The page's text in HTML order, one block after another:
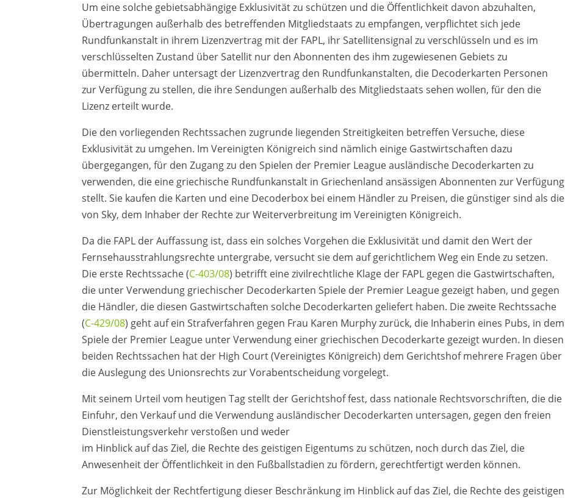
Um eine solche gebietsabhängige Exklusivität zu schützen und die Öffentlichkeit davon abzuhalten,
Übertragungen außerhalb des betreffenden Mitgliedstaats zu empfangen, verpflichtet sich jede
Rundfunkanstalt in ihrem Lizenzvertrag mit der FAPL, ihr Satellitensignal zu verschlüsseln und es im
verschlüsselten Zustand über Satellit nur den Abonnenten des ihm zugewiesenen Gebiets zu
übermitteln. Daher untersagt der Lizenzvertrag den Rundfunkanstalten, die Decoderkarten Personen
zur Verfügung zu stellen, die ihre Sendungen außerhalb des Mitgliedstaats sehen wollen, für den die
Lizenz erteilt wurde.
Die den vorliegenden Rechtssachen zugrunde liegenden Streitigkeiten betreffen Versuche, diese
Exklusivität zu umgehen. Im Vereinigten Königreich sind nämlich einige Gastwirtschaften dazu
übergegangen, für den Zugang zu den Spielen der Premier League ausländische Decoderkarten zu
verwenden, die eine griechische Rundfunkanstalt in Griechenland ansässigen Abonnenten zur Verfügung
stellt. Sie kaufen die Karten und eine Decoderbox bei einem Händler zu Preisen, die günstiger sind als die
von Sky, dem Inhaber der Rechte zur Weiterverbreitung im Vereinigten Königreich.
Da die FAPL der Auffassung ist, dass ein solches Vorgehen die Exklusivität und damit den Wert der
Fernsehausstrahlungsrechte untergrabe, versucht sie dem auf gerichtlichem Weg ein Ende zu setzen.
Die erste Rechtssache (C-403/08) betrifft eine zivilrechtliche Klage der FAPL gegen die Gastwirtschaften,
die unter Verwendung griechischer Decoderkarten Spiele der Premier League gezeigt haben, und gegen
die Händler, die diesen Gastwirtschaften solche Decoderkarten geliefert haben. Die zweite Rechtssache
(C-429/08) geht auf ein Strafverfahren gegen Frau Karen Murphy zurück, die Inhaberin eines Pubs, in dem
Spiele der Premier League unter Verwendung einer griechischen Decoderkarte gezeigt wurden. In diesen
beiden Rechtssachen hat der High Court (Vereinigtes Königreich) dem Gerichtshof mehrere Fragen über
die Auslegung des Unionsrechts zur Vorabentscheidung vorgelegt.
Mit seinem Urteil vom heutigen Tag stellt der Gerichtshof fest, dass nationale Rechtsvorschriften, die die
Einfuhr, den Verkauf und die Verwendung ausländischer Decoderkarten untersagen, gegen den freien
Dienstleistungsverkehr verstoßen und weder
im Hinblick auf das Ziel, die Rechte des geistigen Eigentums zu schützen, noch durch das Ziel, die
Anwesenheit der Öffentlichkeit in den Fußballstadien zu fördern, gerechtfertigt werden können.
Zur Möglichkeit der Rechtfertigung dieser Beschränkung im Hinblick auf das Ziel, die Rechte des geistigen